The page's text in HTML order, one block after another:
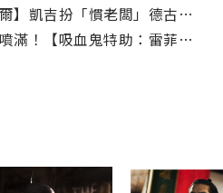
扮「慣老闆」德古拉樂喊：超爽der！
血鬼特助：雷菲爾】釋出最腥預告